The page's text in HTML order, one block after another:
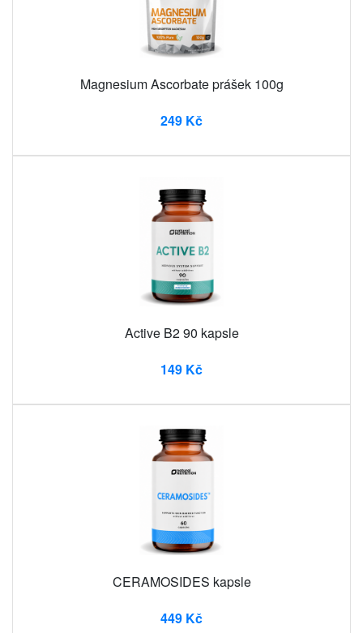
Magnesium Ascorbate prášek 100g
249 Kč
Active B2 90 kapsle
149 Kč
CERAMOSIDES kapsle
449 Kč